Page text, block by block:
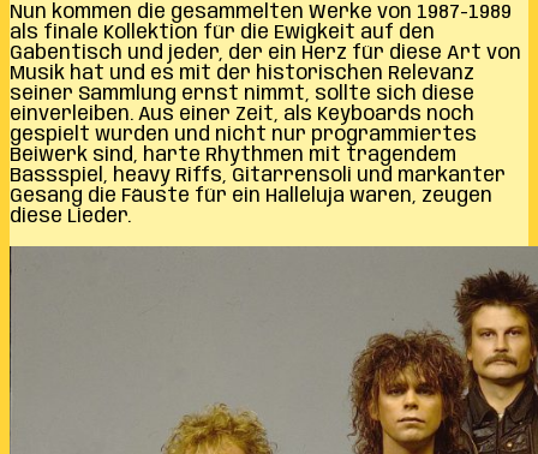
Nun kommen die gesammelten Werke von 1987-1989
als finale Kollektion für die Ewigkeit auf den
Gabentisch und jeder, der ein Herz für diese Art von
Musik hat und es mit der historischen Relevanz
seiner Sammlung ernst nimmt, sollte sich diese
einverleiben. Aus einer Zeit, als Keyboards noch
gespielt wurden und nicht nur programmiertes
Beiwerk sind, harte Rhythmen mit tragendem
Bassspiel, heavy Riffs, Gitarrensoli und markanter
Gesang die Fäuste für ein Halleluja waren, zeugen
diese Lieder.